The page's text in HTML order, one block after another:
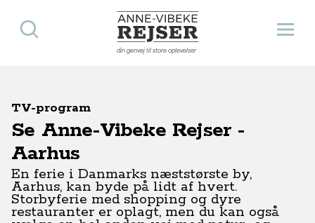
Anne-Vibeke Rejser
din genvej til store oplevelser
Åbn
Søg
TV-program
Se Anne-Vibeke Rejser -
Aarhus
En ferie i Danmarks næststørste by,
Aarhus, kan byde på lidt af hvert.
Storbyferie med shopping og dyre
restauranter er oplagt, men du kan også